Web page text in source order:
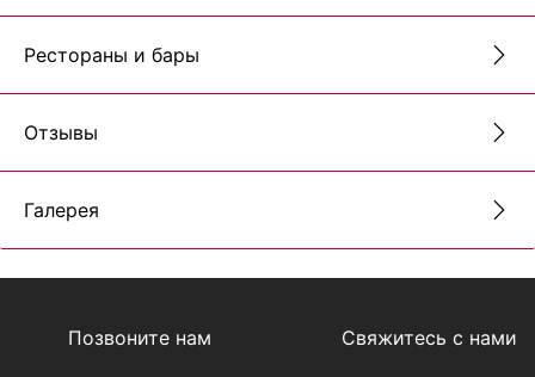
Рестораны и бары
Отзывы
Галерея
Позвоните нам Свяжитесь с нами